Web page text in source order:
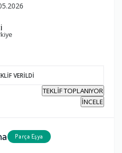
VERİLDİ
TEKLİF TOPLANIYOR
İNCELE
Parça Eşya